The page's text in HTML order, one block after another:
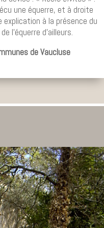
une équerre, et à droite
explication à la présence du
l’équerre d’ailleurs.
de Vaucluse